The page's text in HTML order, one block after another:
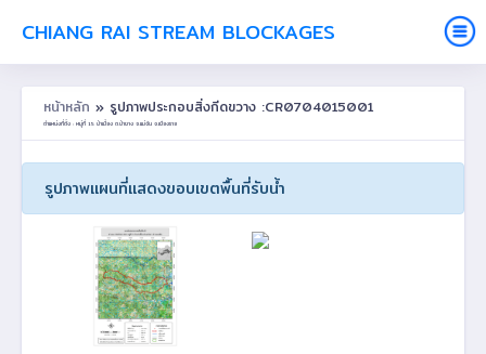
CHIANG RAI STREAM BLOCKAGES
หน้าหลัก » รูปภาพประกอบสิ่งกีดขวาง :CR0704015001
ตำแหน่งที่ตั้ง : หมู่ที่ 15 ป่าเมี้ยง ต.ป่าซาง อ.แม่จัน จ.เชียงราย
รูปภาพแผนที่แสดงขอบเขตพื้นที่รับน้ำ